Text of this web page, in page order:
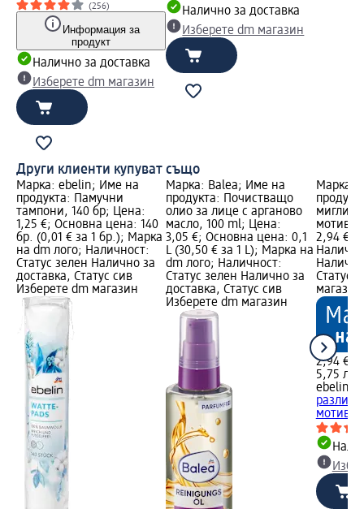
(256)
Информация за
продукт
Налично за доставка
Изберете dm магазин
Налично за доставка
Изберете dm магазин
Други клиенти купуват също
Марка: ebelin; Име на
продукта: Памучни
тампони, 140 бр; Цена:
1,25 €; Основна цена: 140
бр. (0,01 € за 1 бр.); Марка
на dm лого; Наличност:
Статус зелен Налично за
доставка, Статус сив
Изберете dm магазин
Марка: Balea; Име на
продукта: Почистващо
олио за лице с арганово
масло, 100 ml; Цена:
3,05 €; Основна цена: 0,1
L (30,50 € за 1 L); Марка на
dm лого; Наличност:
Статус зелен Налично за
доставка, Статус сив
Изберете dm магазин
Марка:
мигли,
мотиви,
2,94 €;
Статус
магазин
2,94 €
5,75 лв.
ebelin
мотиви,